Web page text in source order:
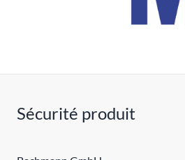
Sécurité produit